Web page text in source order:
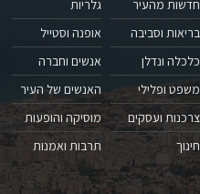
חדשות מהעיר
בריאות וסביבה
כלכלה ונדלן
משפט ופלילי
צרכנות ועסקים
חינוך
גלריות
אופנה וסטייל
אנשים וחברה
האנשים של העיר
מוסיקה והופעות
תרבות ואמנות